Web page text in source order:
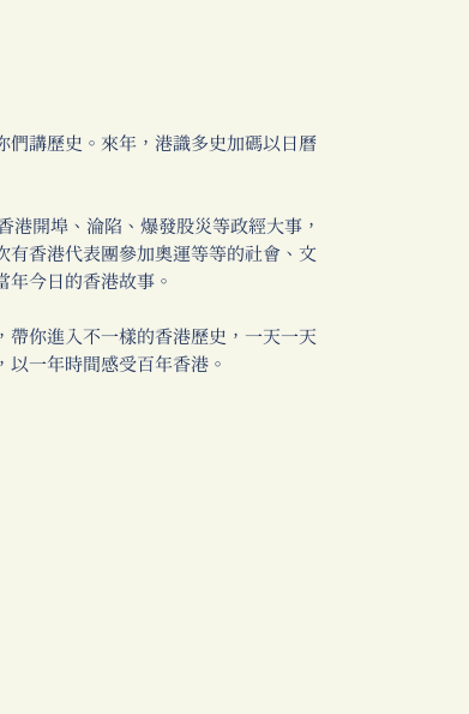
們講歷史。來年，港識多史加碼以日曆
港開埠、淪陷、爆發股災等政經大事，
有香港代表團參加奧運等等的社會、文
年今日的香港故事。
帶你進入不一樣的香港歷史，一天一天
一年時間感受百年香港。